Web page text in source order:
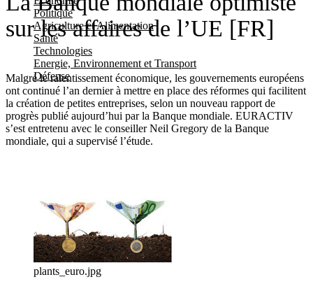
Politique
Agriculture et Alimentation
Santé
Technologies
Energie, Environnement et Transport
Défense
sur les affaires de l’UE [FR]
Malgré le ralentissement économique, les gouvernements européens
ont continué l’an dernier à mettre en place des réformes qui facilitent
la création de petites entreprises, selon un nouveau rapport de
progrès publié aujourd’hui par la Banque mondiale. EURACTIV
s’est entretenu avec le conseiller Neil Gregory de la Banque
mondiale, qui a supervisé l’étude.
plants_euro.jpg